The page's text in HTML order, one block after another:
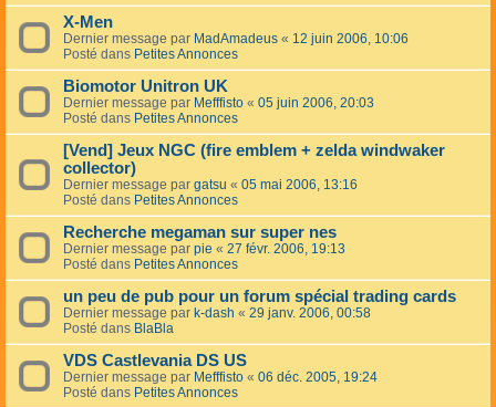
X-Men
Dernier message par MadAmadeus « 12 juin 2006, 10:06
Posté dans Petites Annonces
Biomotor Unitron UK
Dernier message par Mefffisto « 05 juin 2006, 20:03
Posté dans Petites Annonces
[Vend] Jeux NGC (fire emblem + zelda windwaker
collector)
Dernier message par gatsu « 05 mai 2006, 13:16
Posté dans Petites Annonces
Recherche megaman sur super nes
Dernier message par pie « 27 févr. 2006, 19:13
Posté dans Petites Annonces
un peu de pub pour un forum spécial trading cards
Dernier message par k-dash « 29 janv. 2006, 00:58
Posté dans BlaBla
VDS Castlevania DS US
Dernier message par Mefffisto « 06 déc. 2005, 19:24
Posté dans Petites Annonces